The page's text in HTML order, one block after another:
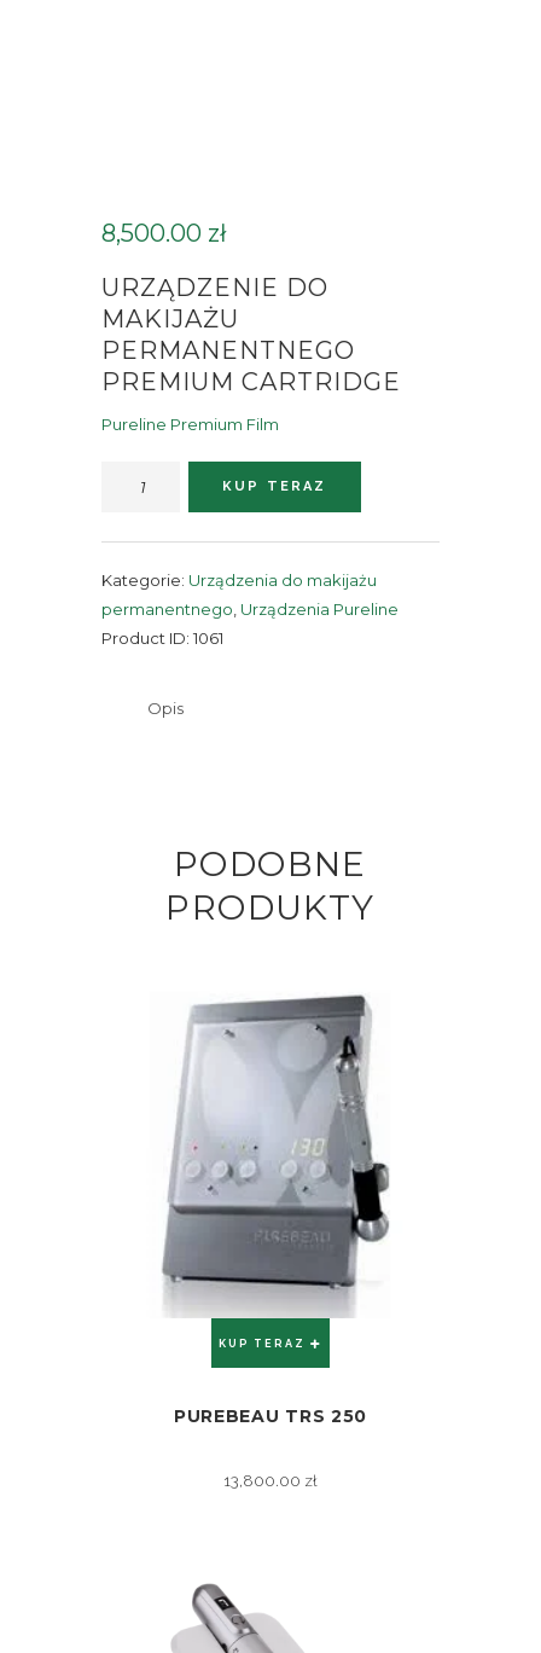
8,500.00 zł
URZĄDZENIE DO
MAKIJAŻU
PERMANENTNEGO
PREMIUM CARTRIDGE
Pureline Premium Film
permanentnego
Premium
Cartridge
KUP TERAZ
Kategorie: Urządzenia do makijażu
permanentnego, Urządzenia Pureline
Product ID: 1061
Opis
PODOBNE
PRODUKTY
ZOBACZ
KUP TERAZ
PUREBEAU TRS 250
13,800.00 zł